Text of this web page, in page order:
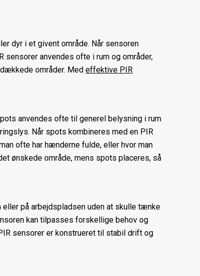
dyr i et givent område. Når sensoren
anvendes ofte i rum og områder,
områder. Med effektive PIR
anvendes ofte til generel belysning i rum
Når spots kombineres med en PIR
ofte har hænderne fulde, eller hvor man
ønskede område, mens spots placeres, så
på arbejdspladsen uden at skulle tænke
kan tilpasses forskellige behov og
sensorer er konstrueret til stabil drift og